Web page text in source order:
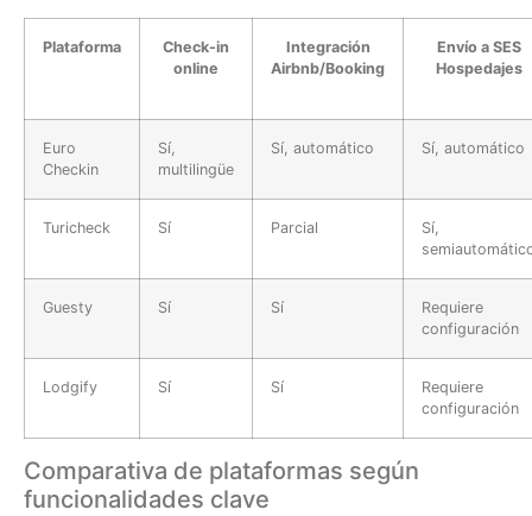
Plataforma
Check-in
online
Integración
Airbnb/Booking
Envío a SES
Hospedajes
Euro
Checkin
Sí,
multilingüe
Sí, automático Sí, automático
Turicheck Sí Parcial
Sí,
Guesty Sí Sí
Requiere
configuración
Lodgify Sí Sí
Requiere
configuración
Comparativa de plataformas según
funcionalidades clave